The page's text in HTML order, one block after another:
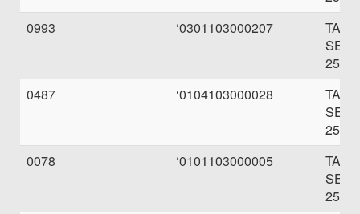
0993
‘0301103000207
0487
‘0104103000028
0078
‘0101103000005